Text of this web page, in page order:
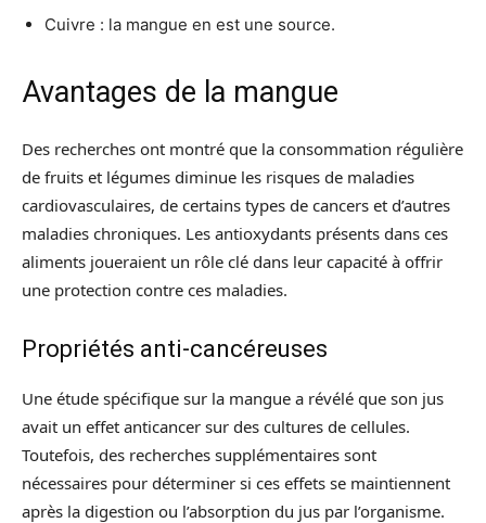
Cuivre : la mangue en est une source.
Avantages de la mangue
Des recherches ont montré que la consommation régulière
de fruits et légumes diminue les risques de maladies
cardiovasculaires, de certains types de cancers et d’autres
maladies chroniques. Les antioxydants présents dans ces
aliments joueraient un rôle clé dans leur capacité à offrir
une protection contre ces maladies.
Propriétés anti-cancéreuses
Une étude spécifique sur la mangue a révélé que son jus
avait un effet anticancer sur des cultures de cellules.
Toutefois, des recherches supplémentaires sont
nécessaires pour déterminer si ces effets se maintiennent
après la digestion ou l’absorption du jus par l’organisme.